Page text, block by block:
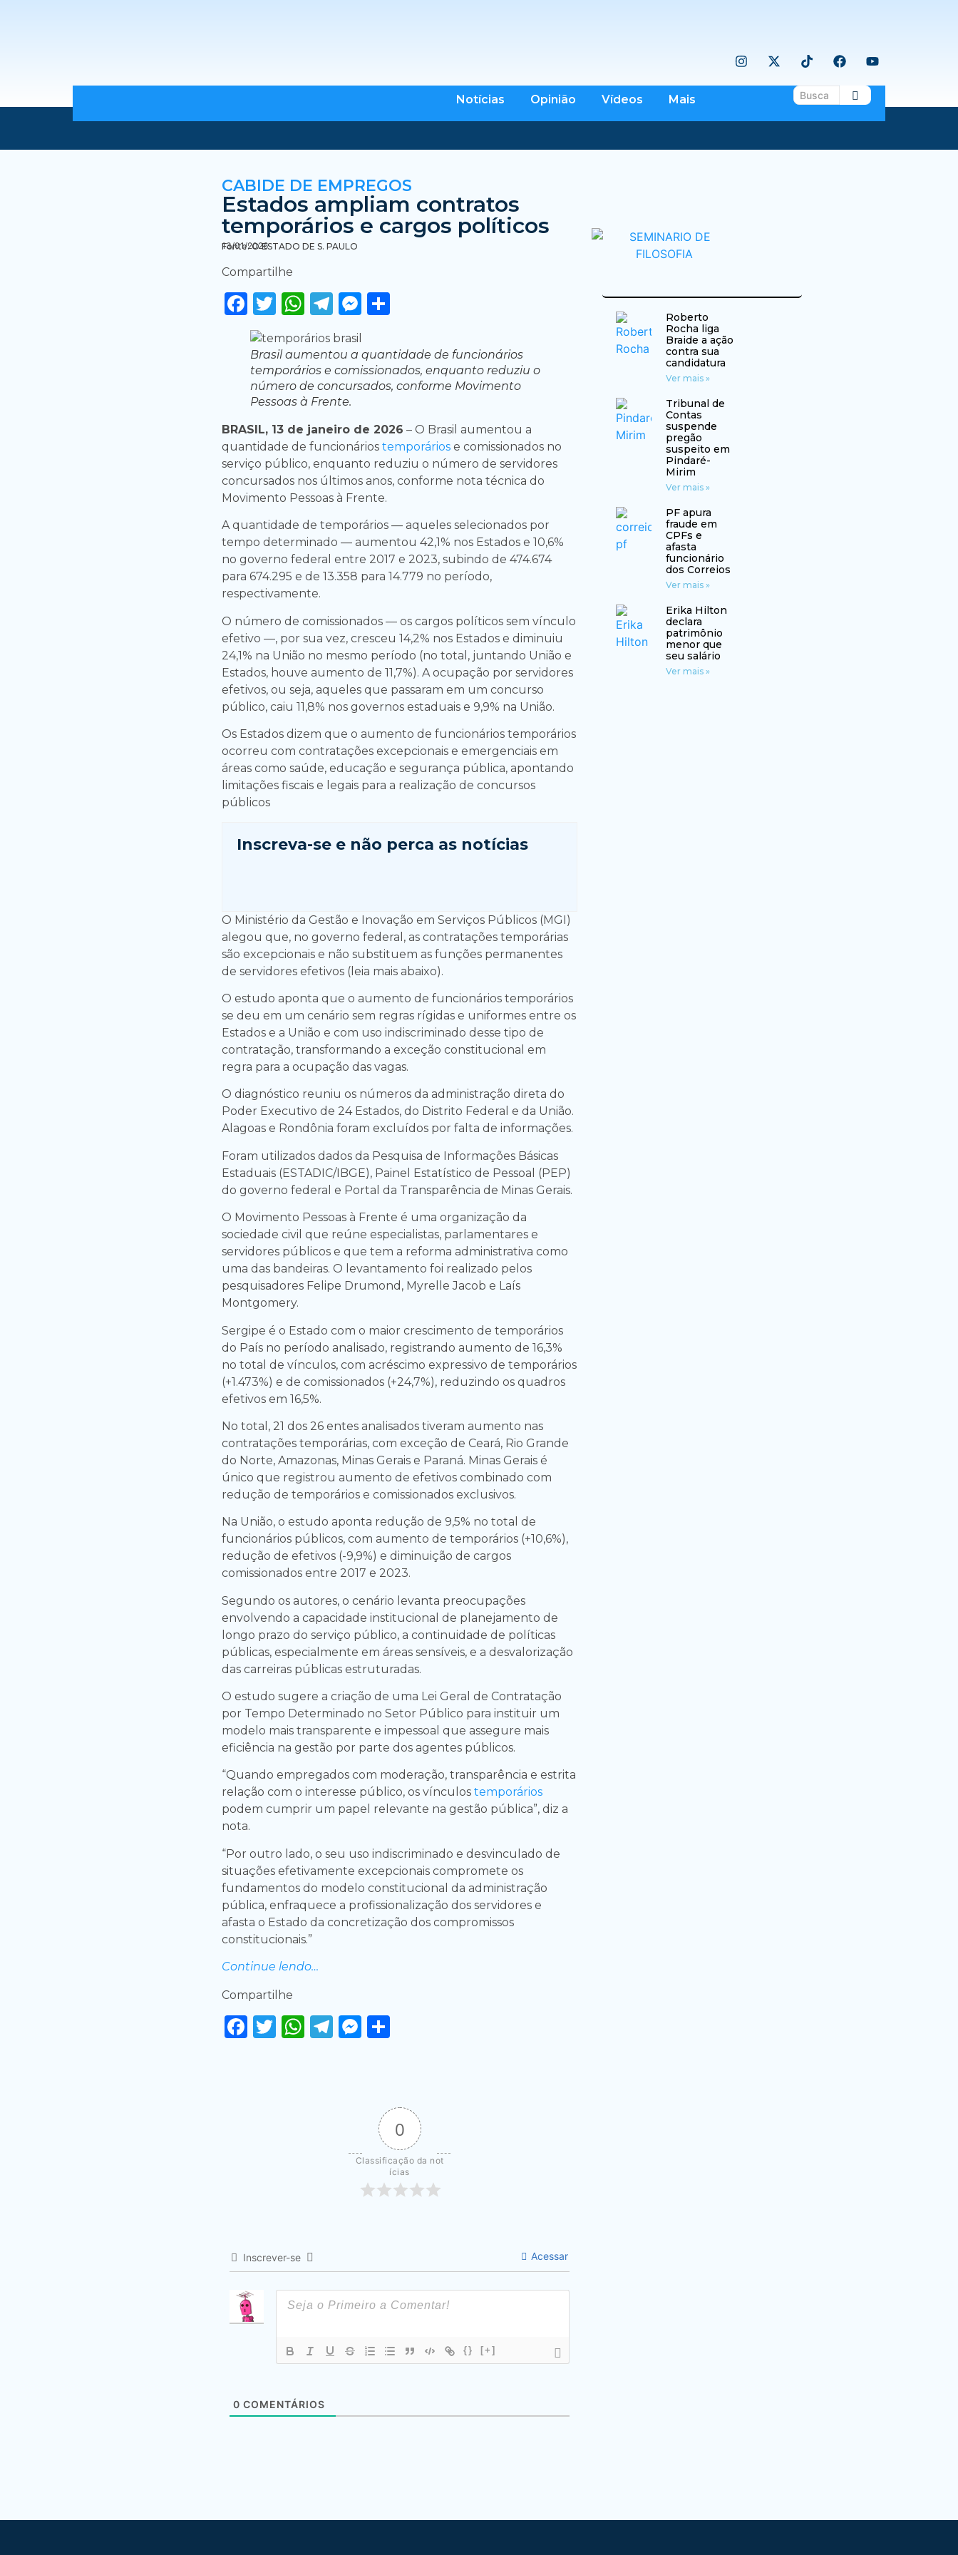
Notícias Opinião Vídeos Mais
CABIDE DE EMPREGOS
Estados ampliam contratos
temporários e cargos políticos
Fonte: O ESTADO DE S. PAULO
13/01/2026
Compartilhe
Facebook
Twitter
WhatsApp
Telegram
Messenger
Brasil aumentou a quantidade de funcionários
temporários e comissionados, enquanto reduziu o
número de concursados, conforme Movimento
Pessoas à Frente.
BRASIL, 13 de janeiro de 2026 – O Brasil aumentou a
quantidade de funcionários temporários e comissionados no
serviço público, enquanto reduziu o número de servidores
concursados nos últimos anos, conforme nota técnica do
Movimento Pessoas à Frente.
A quantidade de temporários — aqueles selecionados por
tempo determinado — aumentou 42,1% nos Estados e 10,6%
no governo federal entre 2017 e 2023, subindo de 474.674
para 674.295 e de 13.358 para 14.779 no período,
respectivamente.
O número de comissionados — os cargos políticos sem vínculo
efetivo —, por sua vez, cresceu 14,2% nos Estados e diminuiu
24,1% na União no mesmo período (no total, juntando União e
Estados, houve aumento de 11,7%). A ocupação por servidores
efetivos, ou seja, aqueles que passaram em um concurso
público, caiu 11,8% nos governos estaduais e 9,9% na União.
Os Estados dizem que o aumento de funcionários temporários
ocorreu com contratações excepcionais e emergenciais em
áreas como saúde, educação e segurança pública, apontando
limitações fiscais e legais para a realização de concursos
públicos
Inscreva-se e não perca as notícias
O Ministério da Gestão e Inovação em Serviços Públicos (MGI)
alegou que, no governo federal, as contratações temporárias
são excepcionais e não substituem as funções permanentes
de servidores efetivos (leia mais abaixo).
O estudo aponta que o aumento de funcionários temporários
se deu em um cenário sem regras rígidas e uniformes entre os
Estados e a União e com uso indiscriminado desse tipo de
contratação, transformando a exceção constitucional em
regra para a ocupação das vagas.
O diagnóstico reuniu os números da administração direta do
Poder Executivo de 24 Estados, do Distrito Federal e da União.
Alagoas e Rondônia foram excluídos por falta de informações.
Foram utilizados dados da Pesquisa de Informações Básicas
Estaduais (ESTADIC/IBGE), Painel Estatístico de Pessoal (PEP)
do governo federal e Portal da Transparência de Minas Gerais.
O Movimento Pessoas à Frente é uma organização da
sociedade civil que reúne especialistas, parlamentares e
servidores públicos e que tem a reforma administrativa como
uma das bandeiras. O levantamento foi realizado pelos
pesquisadores Felipe Drumond, Myrelle Jacob e Laís
Montgomery.
Sergipe é o Estado com o maior crescimento de temporários
do País no período analisado, registrando aumento de 16,3%
no total de vínculos, com acréscimo expressivo de temporários
(+1.473%) e de comissionados (+24,7%), reduzindo os quadros
efetivos em 16,5%.
No total, 21 dos 26 entes analisados tiveram aumento nas
contratações temporárias, com exceção de Ceará, Rio Grande
do Norte, Amazonas, Minas Gerais e Paraná. Minas Gerais é
único que registrou aumento de efetivos combinado com
redução de temporários e comissionados exclusivos.
Na União, o estudo aponta redução de 9,5% no total de
funcionários públicos, com aumento de temporários (+10,6%),
redução de efetivos (-9,9%) e diminuição de cargos
comissionados entre 2017 e 2023.
Segundo os autores, o cenário levanta preocupações
envolvendo a capacidade institucional de planejamento de
longo prazo do serviço público, a continuidade de políticas
públicas, especialmente em áreas sensíveis, e a desvalorização
das carreiras públicas estruturadas.
O estudo sugere a criação de uma Lei Geral de Contratação
por Tempo Determinado no Setor Público para instituir um
modelo mais transparente e impessoal que assegure mais
eficiência na gestão por parte dos agentes públicos.
“Quando empregados com moderação, transparência e estrita
relação com o interesse público, os vínculos temporários
podem cumprir um papel relevante na gestão pública”, diz a
nota.
“Por outro lado, o seu uso indiscriminado e desvinculado de
situações efetivamente excepcionais compromete os
fundamentos do modelo constitucional da administração
pública, enfraquece a profissionalização dos servidores e
afasta o Estado da concretização dos compromissos
constitucionais.”
Continue lendo…
Compartilhe
Facebook
Twitter
WhatsApp
Telegram
Messenger
0
Classificação da not
ícias
Inscrever-se Acessar
{} [+]
0 COMENTÁRIOS
Roberto
Rocha liga
Braide a ação
contra sua
candidatura
Ver mais »
Tribunal de
Contas
suspende
pregão
suspeito em
Pindaré-
Mirim
Ver mais »
PF apura
fraude em
CPFs e
afasta
funcionário
dos Correios
Ver mais »
Erika Hilton
declara
patrimônio
menor que
seu salário
Ver mais »